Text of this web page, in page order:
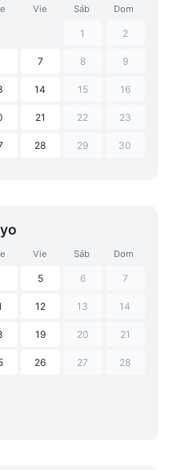
Vie Sáb Dom
1 2
7 8 9
14 15 16
21 22 23
28 29 30
Vie Sáb Dom
5 6 7
12 13 14
19 20 21
26 27 28